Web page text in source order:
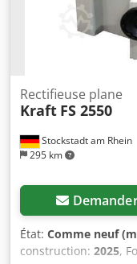
Stockstadt am Rhein
295 km
Rectifieuse plane
Kraft FS 2550
État: Comme neuf
construction: 2025,